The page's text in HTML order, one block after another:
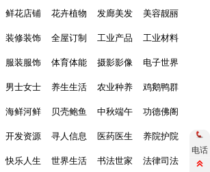
鲜花店铺 花卉植物 发廊美发 美容靓丽
装修装饰 全屋订制 工业产品 工业材料
服装服饰 体育体能 摄影影像 电子世界
男士女士 养生生活 农业种养 鸡鹅鸭群
海鲜河鲜 贝壳鲍鱼 中秋端午 功德佛阁
开发资源 寻人信息 医药医生 养院护院
快乐人生 世界生活 书法世家 法律司法
电话
